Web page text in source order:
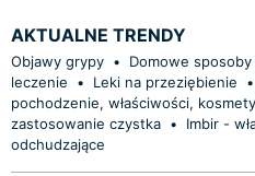
AKTUALNE TRENDY
Objawy grypy • Domowe
leczenie
• Leki na przeziębienie •
pochodzenie, właściwości,
zastosowanie czystka •
Imbir -
odchudzające